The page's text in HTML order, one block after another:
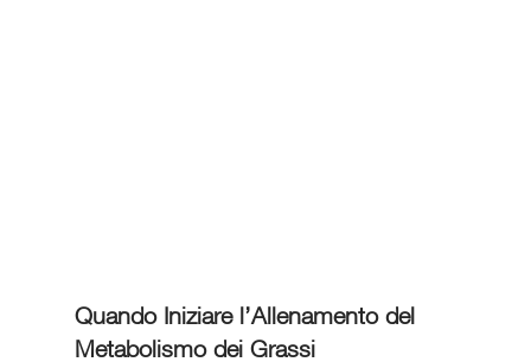
Quando Iniziare l’Allenamento del
Metabolismo dei Grassi